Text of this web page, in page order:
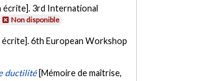
écrite]. 3rd International
Non disponible
écrite]. 6th European Workshop
ductilité [Mémoire de maîtrise,